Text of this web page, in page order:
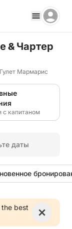
& Чартер
Гулет Мармарис
с капитаном
даты
best